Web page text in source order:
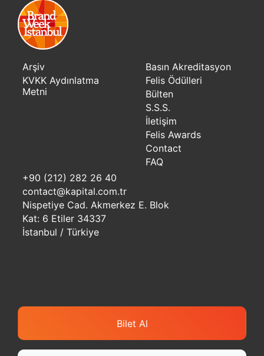
Arşiv
KVKK Aydınlatma
Metni
Basın Akreditasyon
Felis Ödülleri
Bülten
S.S.S.
İletişim
Felis Awards
Contact
FAQ
+90 (212) 282 26 40
contact@kapital.com.tr
Nispetiye Cad. Akmerkez E. Blok
Kat: 6 Etiler 34337
İstanbul / Türkiye
Bilet Al